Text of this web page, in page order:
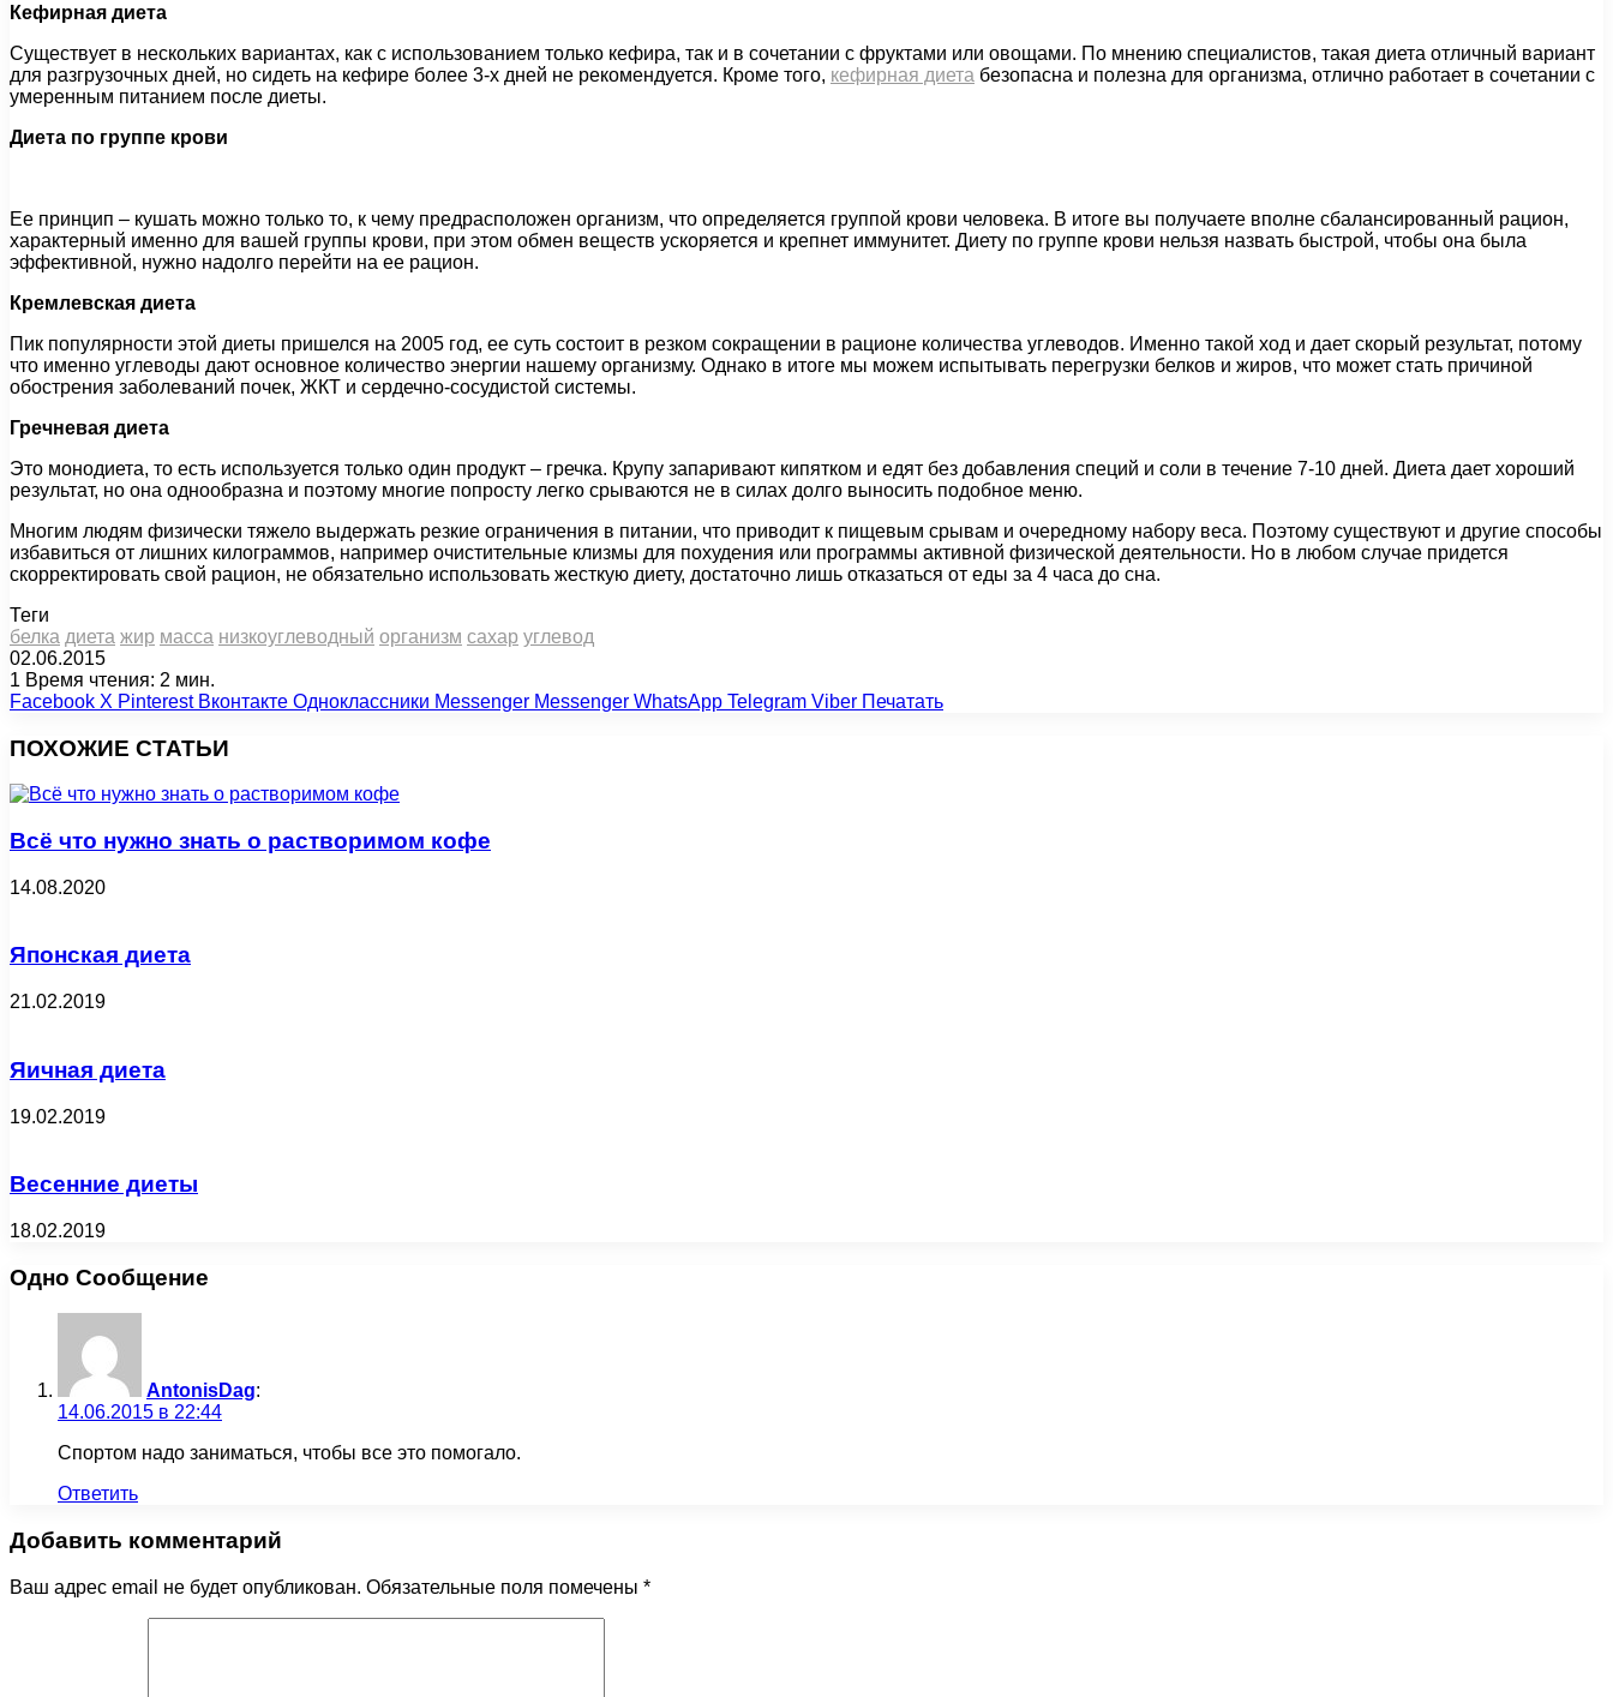
Кефирная диета
Существует в нескольких вариантах, как с использованием только кефира, так и в сочетании с фруктами или овощами. По мнению специалистов, такая диета отличный вариант
для разгрузочных дней, но сидеть на кефире более 3-х дней не рекомендуется. Кроме того, кефирная диета безопасна и полезна для организма, отлично работает в сочетании с
умеренным питанием после диеты.
Диета по группе крови
Ее принцип – кушать можно только то, к чему предрасположен организм, что определяется группой крови человека. В итоге вы получаете вполне сбалансированный рацион,
характерный именно для вашей группы крови, при этом обмен веществ ускоряется и крепнет иммунитет. Диету по группе крови нельзя назвать быстрой, чтобы она была
эффективной, нужно надолго перейти на ее рацион.
Кремлевская диета
Пик популярности этой диеты пришелся на 2005 год, ее суть состоит в резком сокращении в рационе количества углеводов. Именно такой ход и дает скорый результат, потому
что именно углеводы дают основное количество энергии нашему организму. Однако в итоге мы можем испытывать перегрузки белков и жиров, что может стать причиной
обострения заболеваний почек, ЖКТ и сердечно-сосудистой системы.
Гречневая диета
Это монодиета, то есть используется только один продукт – гречка. Крупу запаривают кипятком и едят без добавления специй и соли в течение 7-10 дней. Диета дает хороший
результат, но она однообразна и поэтому многие попросту легко срываются не в силах долго выносить подобное меню.
Многим людям физически тяжело выдержать резкие ограничения в питании, что приводит к пищевым срывам и очередному набору веса. Поэтому существуют и другие способы
избавиться от лишних килограммов, например очистительные клизмы для похудения или программы активной физической деятельности. Но в любом случае придется
скорректировать свой рацион, не обязательно использовать жесткую диету, достаточно лишь отказаться от еды за 4 часа до сна.
Теги
белка диета жир масса низкоуглеводный организм сахар углевод
02.06.2015
1 Время чтения: 2 мин.
Facebook X Pinterest Вконтакте Одноклассники Messenger Messenger WhatsApp Telegram Viber Печатать
ПОХОЖИЕ СТАТЬИ
Всё что нужно знать о растворимом кофе
14.08.2020
Японская диета
21.02.2019
Яичная диета
19.02.2019
Весенние диеты
18.02.2019
Одно Сообщение
AntonisDag:
14.06.2015 в 22:44
Спортом надо заниматься, чтобы все это помогало.
Ответить
Добавить комментарий
Ваш адрес email не будет опубликован. Обязательные поля помечены *